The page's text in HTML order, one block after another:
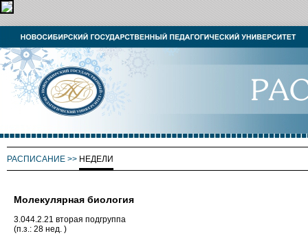
РАСПИСАНИЕ >> НЕДЕЛИ
Молекулярная биология
3.044.2.21 вторая подгруппа
(п.з.: 28 нед. )